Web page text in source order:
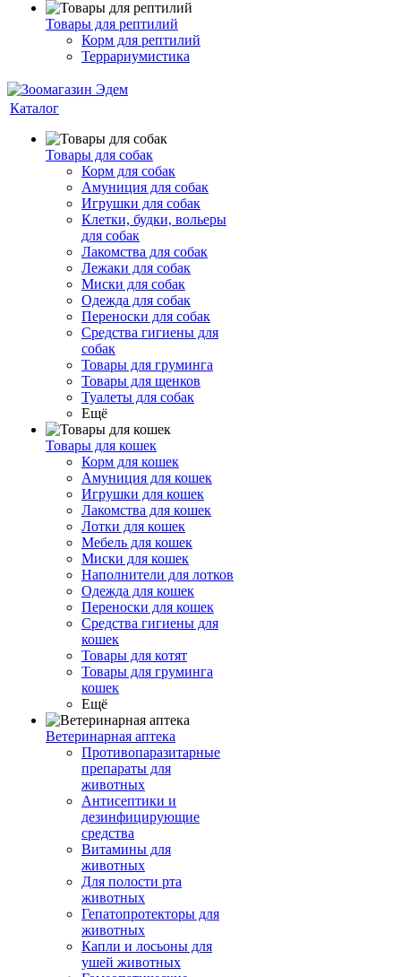
Товары для рептилий
Корм для рептилий
Террариумистика
Каталог
Товары для собак
Корм для собак
Амуниция для собак
Игрушки для собак
Клетки, будки, вольеры
для собак
Лакомства для собак
Лежаки для собак
Миски для собак
Одежда для собак
Переноски для собак
Средства гигиены для
собак
Товары для груминга
Товары для щенков
Туалеты для собак
Ещё
Товары для кошек
Корм для кошек
Амуниция для кошек
Игрушки для кошек
Лакомства для кошек
Лотки для кошек
Мебель для кошек
Миски для кошек
Наполнители для лотков
Одежда для кошек
Переноски для кошек
Средства гигиены для
кошек
Товары для котят
Товары для груминга
кошек
Ещё
Ветеринарная аптека
Противопаразитарные
препараты для
животных
Антисептики и
дезинфицирующие
средства
Витамины для
животных
Для полости рта
животных
Гепатопротекторы для
животных
Капли и лосьоны для
ушей животных